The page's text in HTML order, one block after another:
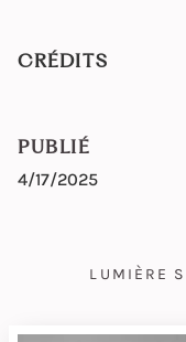
CRÉDITS
PUBLIÉ
4/17/2025
LUMIÈRE